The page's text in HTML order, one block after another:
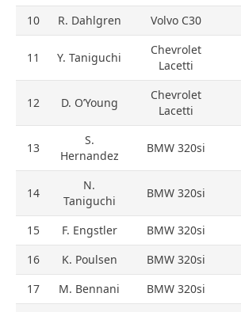
10 R. Dahlgren Volvo C30
11 Y. Taniguchi
Chevrolet
Lacetti
12 D. O’Young
Chevrolet
Lacetti
13
S.
Hernandez
BMW 320si
14
N.
Taniguchi
BMW 320si
15 F. Engstler BMW 320si
16
K. Poulsen BMW 320si
17
M. Bennani BMW 320si